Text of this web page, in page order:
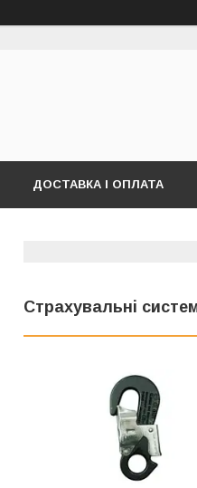
ДОСТАВКА І ОПЛАТА
Страхувальні